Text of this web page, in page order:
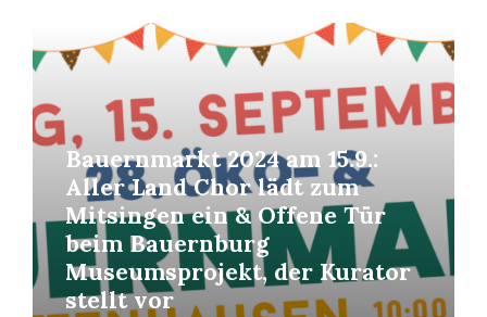
Bauernmarkt 2024 am 15.9.:
Aller Land Chor lädt zum
Mitsingen ein & Offene Tür
beim Bauernburg
Museumsprojekt, der Kurator
stellt vor
erfahren